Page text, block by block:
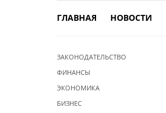
ГЛАВНАЯ НОВОСТИ
ЗАКОНОДАТЕЛЬСТВО
ФИНАНСЫ
ЭКОНОМИКА
БИЗНЕС